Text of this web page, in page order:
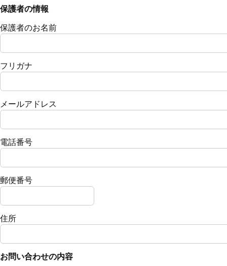
保護者の情報
保護者のお名前
フリガナ
メールアドレス
電話番号
郵便番号
住所
お問い合わせの内容